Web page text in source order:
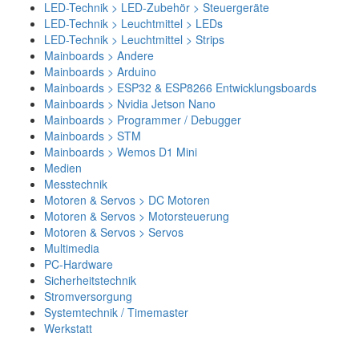
LED-Technik > LED-Zubehör > Steuergeräte
LED-Technik > Leuchtmittel > LEDs
LED-Technik > Leuchtmittel > Strips
Mainboards > Andere
Mainboards > Arduino
Mainboards > ESP32 & ESP8266 Entwicklungsboards
Mainboards > Nvidia Jetson Nano
Mainboards > Programmer / Debugger
Mainboards > STM
Mainboards > Wemos D1 Mini
Medien
Messtechnik
Motoren & Servos > DC Motoren
Motoren & Servos > Motorsteuerung
Motoren & Servos > Servos
Multimedia
PC-Hardware
Sicherheitstechnik
Stromversorgung
Systemtechnik / Timemaster
Werkstatt